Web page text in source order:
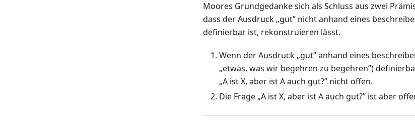
Moores Grundgedanke sich als Schluss aus zwei
dass der Ausdruck „gut” nicht anhand eines
definierbar ist, rekonstruieren lässt.
Wenn der Ausdruck „gut” anhand eines
„etwas, was wir begehren zu begehren”)
„A ist X, aber ist A auch gut?” nicht offen.
Die Frage „A ist X, aber ist A auch gut?” ist aber